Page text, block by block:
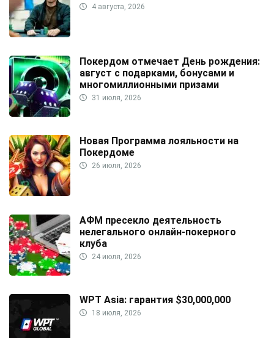
4 августа, 2026
Покердом отмечает День рождения:
август с подарками, бонусами и
многомиллионными призами
31 июля, 2026
Новая Программа лояльности на
Покердоме
26 июля, 2026
АФМ пресекло деятельность
нелегального онлайн-покерного
клуба
24 июля, 2026
WPT Asia: гарантия $30,000,000
18 июля, 2026